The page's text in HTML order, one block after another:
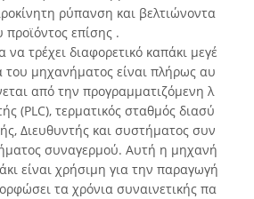
ρύπανση και βελτιώνοντα
επίσης .
να τρέχει διαφορετικό καπάκι μεγέ
του μηχανήματος είναι πλήρως αυ
από την προγραμματιζόμενη λ
(PLC), τερματικός σταθμός διασύ
Διευθυντής και συστήματος συν
συναγερμού. Αυτή η μηχανή
είναι χρήσιμη για την παραγωγή
τα χρόνια συναινετικής πα